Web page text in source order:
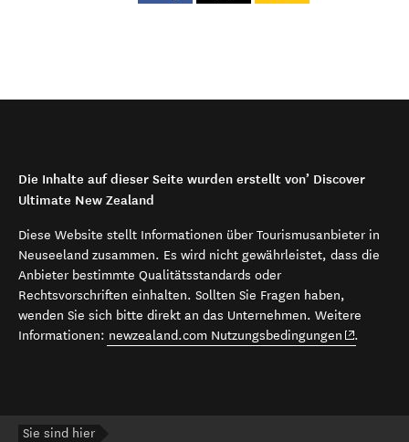
Die Inhalte auf dieser Seite wurden erstellt von’ Discover
Ultimate New Zealand
Diese Website stellt Informationen über Tourismusanbieter in
Neuseeland zusammen. Es wird nicht gewährleistet, dass die
Anbieter bestimmte Qualitätsstandards oder
Rechtsvorschriften einhalten. Sollten Sie Fragen haben,
wenden Sie sich bitte direkt an das Unternehmen. Weitere
Informationen: newzealand.com Nutzungsbedingungen (opens in
.
Sie sind hier